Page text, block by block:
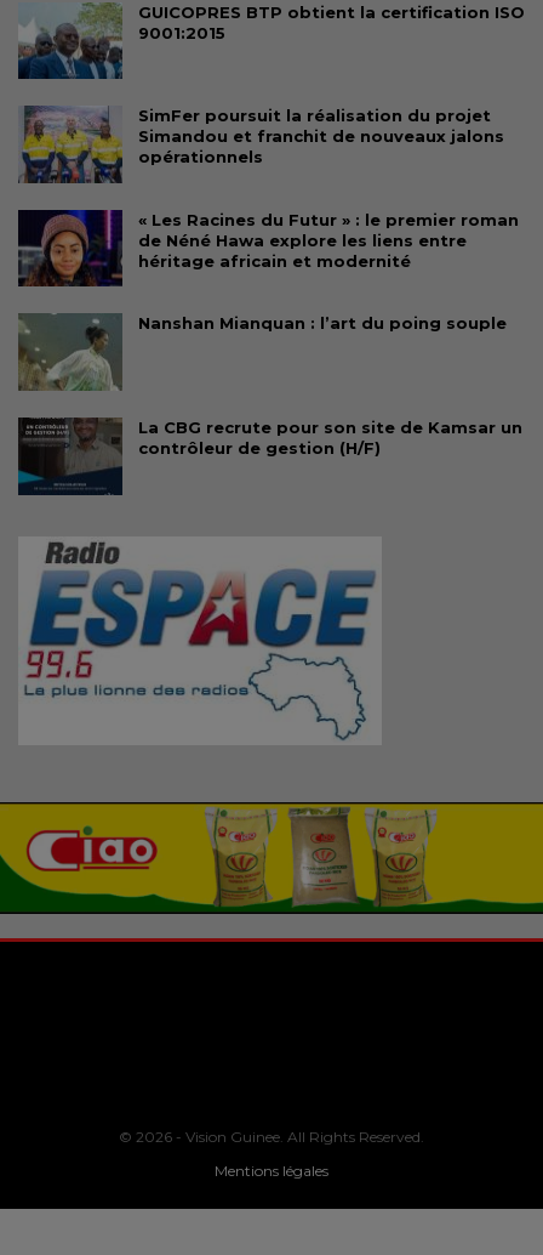
GUICOPRES BTP obtient la certification ISO
9001:2015
SimFer poursuit la réalisation du projet
Simandou et franchit de nouveaux jalons
opérationnels
« Les Racines du Futur » : le premier roman
de Néné Hawa explore les liens entre
héritage africain et modernité
Nanshan Mianquan : l’art du poing souple
La CBG recrute pour son site de Kamsar un
contrôleur de gestion (H/F)
© 2026 - Vision Guinee. All Rights Reserved.
Mentions légales